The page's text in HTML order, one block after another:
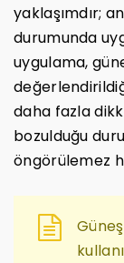
yaklaşımdır;
durumunda
uygulama,
daha fazla
bozulduğu
öngörülemez